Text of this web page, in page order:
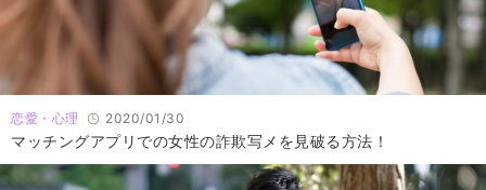
恋愛・心理 2020/01/30
マッチングアプリでの女性の詐欺写メを見破る方法！